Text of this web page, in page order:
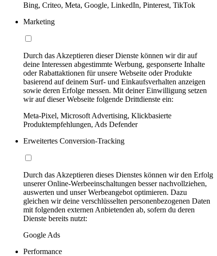
Bing, Criteo, Meta, Google, LinkedIn, Pinterest, TikTok
Marketing
Durch das Akzeptieren dieser Dienste können wir dir auf
deine Interessen abgestimmte Werbung, gesponserte Inhalte
oder Rabattaktionen für unsere Webseite oder Produkte
basierend auf deinem Surf- und Einkaufsverhalten anzeigen
sowie deren Erfolge messen. Mit deiner Einwilligung setzen
wir auf dieser Webseite folgende Drittdienste ein:
Meta-Pixel, Microsoft Advertising, Klickbasierte
Produktempfehlungen, Ads Defender
Erweitertes Conversion-Tracking
Durch das Akzeptieren dieses Dienstes können wir den Erfolg
unserer Online-Werbeeinschaltungen besser nachvollziehen,
auswerten und unser Werbeangebot optimieren. Dazu
gleichen wir deine verschlüsselten personenbezogenen Daten
mit folgenden externen Anbietenden ab, sofern du deren
Dienste bereits nutzt:
Google Ads
Performance